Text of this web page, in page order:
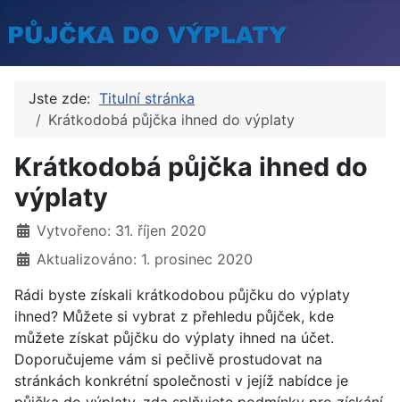
Jste zde: Titulní stránka
Krátkodobá půjčka ihned do výplaty
Krátkodobá půjčka ihned do
výplaty
Základní údaje
Vytvořeno: 31. říjen 2020
Aktualizováno: 1. prosinec 2020
Rádi byste získali krátkodobou půjčku do výplaty
ihned? Můžete si vybrat z přehledu půjček, kde
můžete získat půjčku do výplaty ihned na účet.
Doporučujeme vám si pečlivě prostudovat na
stránkách konkrétní společnosti v jejíž nabídce je